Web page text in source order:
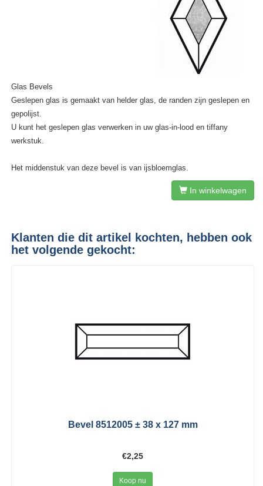
Glas Bevels
Geslepen glas is gemaakt van helder glas, de randen zijn geslepen en
gepolijst.
U kunt het geslepen glas verwerken in uw glas-in-lood en tiffany
werkstuk.
Het middenstuk van deze bevel is van ijsbloemglas.
In winkelwagen
Klanten die dit artikel kochten, hebben ook
het volgende gekocht:
Bevel 8512005 ± 38 x 127 mm
€2,25
Koop nu